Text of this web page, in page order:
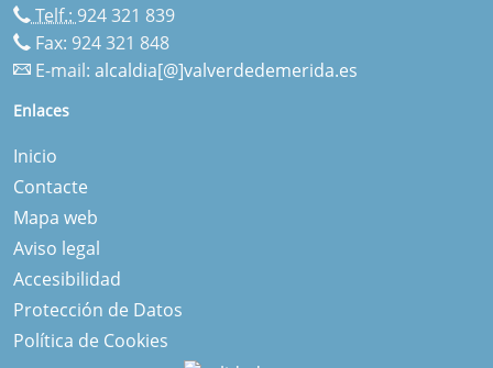
Telf.: 924 321 839
Fax: 924 321 848
E-mail: alcaldia[@]valverdedemerida.es
Enlaces
Inicio
Contacte
Mapa web
Aviso legal
Accesibilidad
Protección de Datos
Política de Cookies